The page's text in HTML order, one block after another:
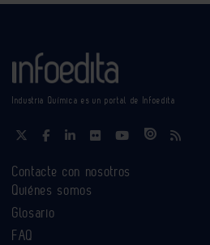
Industria Química es un portal de Infoedita
Contacte con nosotros
Quiénes somos
Glosario
FAQ